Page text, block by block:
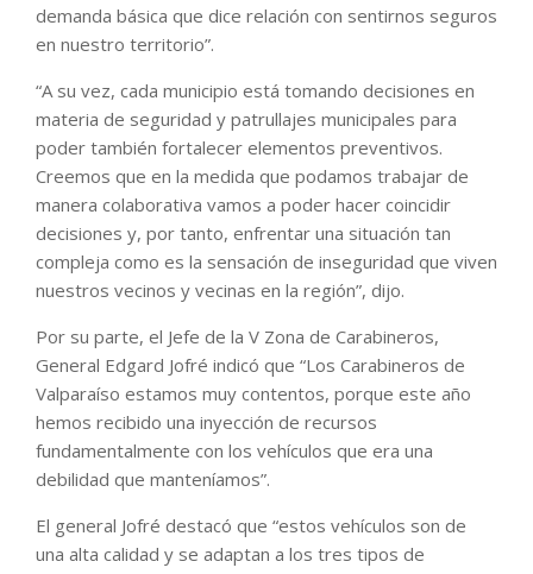
demanda básica que dice relación con sentirnos seguros
en nuestro territorio”.
“A su vez, cada municipio está tomando decisiones en
materia de seguridad y patrullajes municipales para
poder también fortalecer elementos preventivos.
Creemos que en la medida que podamos trabajar de
manera colaborativa vamos a poder hacer coincidir
decisiones y, por tanto, enfrentar una situación tan
compleja como es la sensación de inseguridad que viven
nuestros vecinos y vecinas en la región”, dijo.
Por su parte, el Jefe de la V Zona de Carabineros,
General Edgard Jofré indicó que “Los Carabineros de
Valparaíso estamos muy contentos, porque este año
hemos recibido una inyección de recursos
fundamentalmente con los vehículos que era una
debilidad que manteníamos”.
El general Jofré destacó que “estos vehículos son de
una alta calidad y se adaptan a los tres tipos de